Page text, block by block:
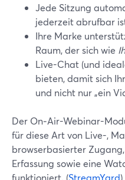
Jede Sitzung
jederzeit abrufbar
Ihre Marke
Raum, der sich wie
Live-Chat (und
bieten, damit sich
und nicht nur „ein
Der On‑Air-Webinar-
für diese Art von Live-,
browserbasierter
Erfassung sowie eine
funktioniert. (StreamYard)